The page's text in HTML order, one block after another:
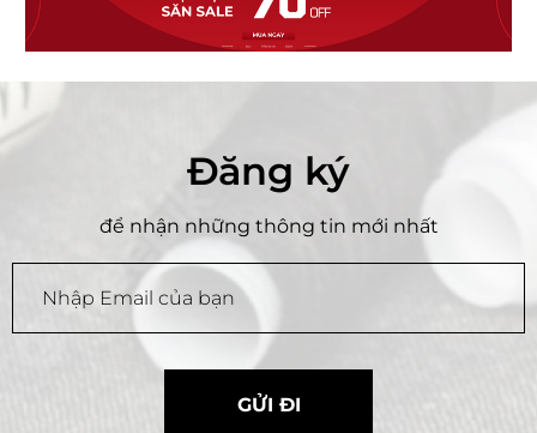
Đăng ký
để nhận những thông tin mới nhất
GỬI ĐI